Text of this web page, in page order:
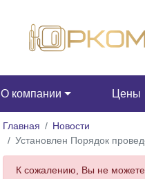
О компании Цены
Главная
Новости
Установлен Порядок
К сожалению, Вы не можете